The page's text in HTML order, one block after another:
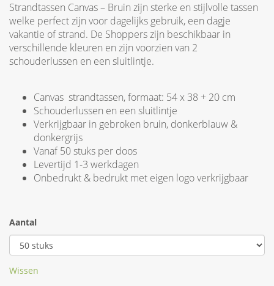
Strandtassen Canvas – Bruin zijn sterke en stijlvolle tassen
welke perfect zijn voor dagelijks gebruik, een dagje
vakantie of strand. De Shoppers zijn beschikbaar in
verschillende kleuren en zijn voorzien van 2
schouderlussen en een sluitlintje.
Canvas strandtassen, formaat: 54 x 38 + 20 cm
Schouderlussen en een sluitlintje
Verkrijgbaar in gebroken bruin, donkerblauw &
donkergrijs
Vanaf 50 stuks per doos
Levertijd 1-3 werkdagen
Onbedrukt & bedrukt met eigen logo verkrijgbaar
Aantal
Wissen